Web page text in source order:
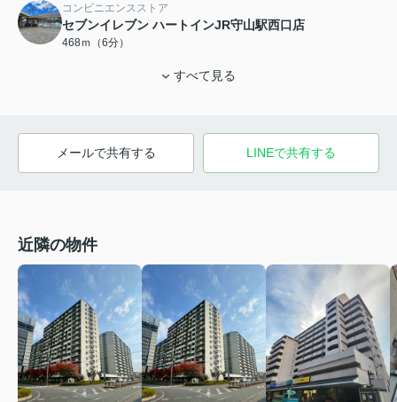
コンビニエンスストア
セブンイレブン ハートインJR守山駅西口店
468ｍ（6分）
すべて見る
メールで共有する LINEで共有する
近隣の物件